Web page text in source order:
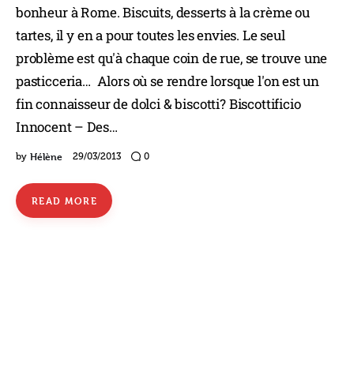
bonheur à Rome. Biscuits, desserts à la crème ou
tartes, il y en a pour toutes les envies. Le seul
problème est qu'à chaque coin de rue, se trouve une
pasticceria… Alors où se rendre lorsque l'on est un
fin connaisseur de dolci & biscotti? Biscottificio
Innocent – Des…
by Hélène 29/03/2013 0
READ MORE